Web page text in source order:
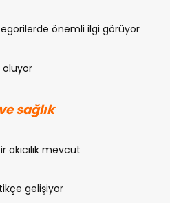
önemli ilgi görüyor
oluyor
sağlık
akıcılık mevcut
gelişiyor